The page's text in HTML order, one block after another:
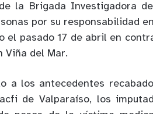
la Brigada Investigadora
por su responsabilidad
el pasado 17 de abril en
Viña del Mar.
a los antecedentes
de Valparaíso, los